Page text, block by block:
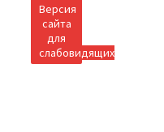
Версия
сайта
для
слабовидящих